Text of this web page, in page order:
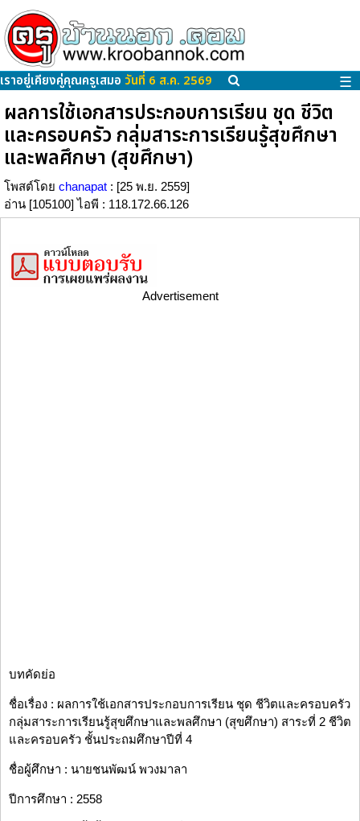
เราอยู่เคียงคู่คุณครูเสมอ วันที่ 6 ส.ค. 2569 ☰
ผลการใช้เอกสารประกอบการเรียน ชุด ชีวิต
และครอบครัว กลุ่มสาระการเรียนรู้สุขศึกษา
และพลศึกษา (สุขศึกษา)
โพสต์โดย chanapat : [25 พ.ย. 2559]
อ่าน [105100] ไอพี : 118.172.66.126
Advertisement
บทคัดย่อ
ชื่อเรื่อง : ผลการใช้เอกสารประกอบการเรียน ชุด ชีวิตและครอบครัว
กลุ่มสาระการเรียนรู้สุขศึกษาและพลศึกษา (สุขศึกษา) สาระที่ 2 ชีวิต
และครอบครัว ชั้นประถมศึกษาปีที่ 4
ชื่อผู้ศึกษา : นายชนพัฒน์ พวงมาลา
ปีการศึกษา : 2558